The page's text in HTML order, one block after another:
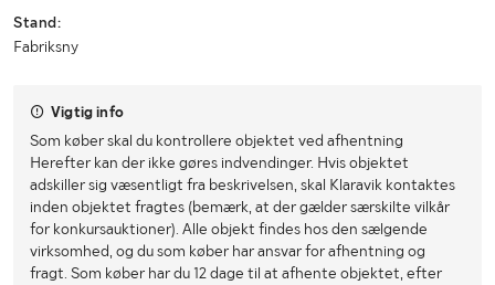
Stand:
Fabriksny
Vigtig info
Som køber skal du kontrollere objektet ved afhentning
Herefter kan der ikke gøres indvendinger. Hvis objektet
adskiller sig væsentligt fra beskrivelsen, skal Klaravik kontaktes
inden objektet fragtes (bemærk, at der gælder særskilte vilkår
for konkursauktioner). Alle objekt findes hos den sælgende
virksomhed, og du som køber har ansvar for afhentning og
fragt. Som køber har du 12 dage til at afhente objektet, efter